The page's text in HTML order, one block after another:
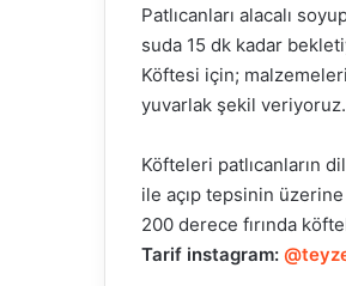
Patlıcanları alacalı
suda 15 dk kadar
Köftesi için;
yuvarlak şekil veriyoruz.
Köfteleri patlıcanların
ile açıp tepsinin
200 derece fırında
Tarif instagram: